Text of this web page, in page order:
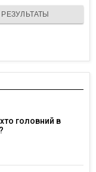
РЕЗУЛЬТАТЫ
головний в